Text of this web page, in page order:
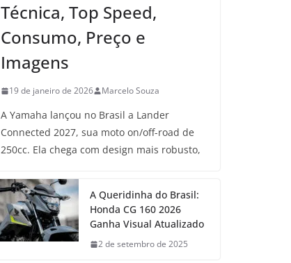
Técnica, Top Speed,
Consumo, Preço e
Imagens
19 de janeiro de 2026 Marcelo Souza
A Yamaha lançou no Brasil a Lander
Connected 2027, sua moto on/off-road de
250cc. Ela chega com design mais robusto,
A Queridinha do Brasil:
Honda CG 160 2026
Ganha Visual Atualizado
2 de setembro de 2025